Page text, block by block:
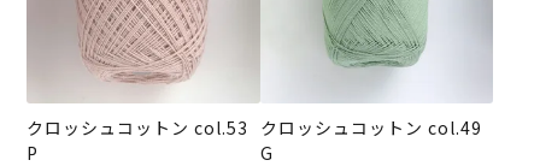
クロッシュコットン col.53
P
クロッシュコットン col.49
G